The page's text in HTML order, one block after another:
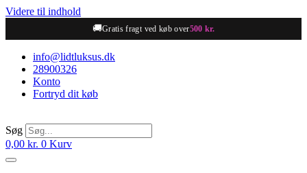
Videre til indhold
🚚Gratis fragt ved køb over500 kr.
info@lidtluksus.dk
28900326
Konto
Fortryd dit køb
Søg
0,00 kr. 0 Kurv